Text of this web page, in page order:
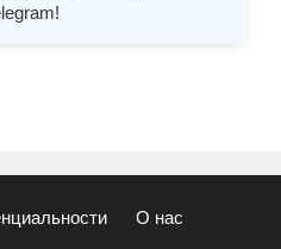
О нас